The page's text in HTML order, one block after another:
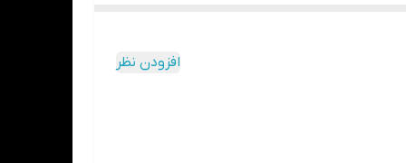
افزودن نظر